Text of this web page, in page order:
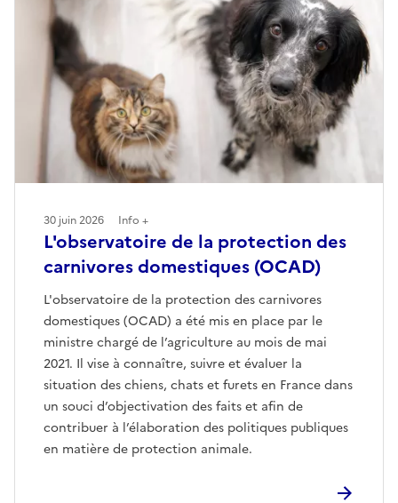
L'observatoire de la protection des
carnivores domestiques (OCAD)
L'observatoire de la protection des carnivores
domestiques (OCAD) a été mis en place par le
ministre chargé de l’agriculture au mois de mai
2021. Il vise à connaître, suivre et évaluer la
situation des chiens, chats et furets en France dans
un souci d’objectivation des faits et afin de
contribuer à l’élaboration des politiques publiques
en matière de protection animale.
30 juin 2026 Info +